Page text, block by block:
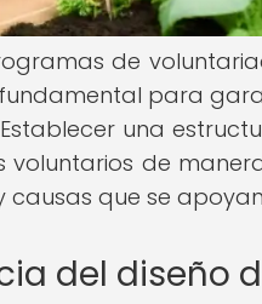
de
para
una
voluntarios de
causas que se
del diseño